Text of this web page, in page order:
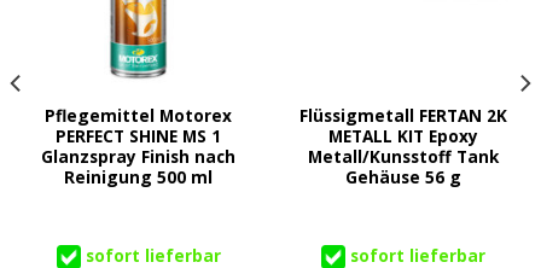
Pflegemittel Motorex
PERFECT SHINE MS 1
Glanzspray Finish nach
Reinigung 500 ml
sofort lieferbar
Flüssigmetall FERTAN 2K
METALL KIT Epoxy
Metall/Kunsstoff Tank
Gehäuse 56 g
sofort lieferbar